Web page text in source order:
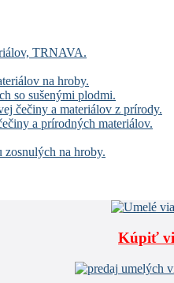
TRNAVA.
na hroby.
so sušenými plodmi.
čečiny a materiálov z prírody.
a prírodných materiálov.
na hroby.
Kúpiť